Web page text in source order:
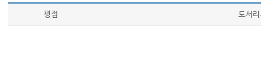
평점 도서리뷰